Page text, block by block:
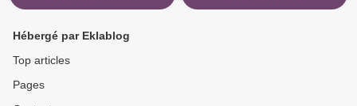
Hébergé par Eklablog
Top articles
Pages